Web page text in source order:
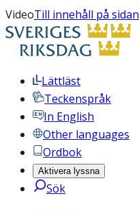
VideoTill innehåll på sidan
Lättläst
Teckenspråk
In English
Other languages
Ordbok
Aktivera lyssna
Sök